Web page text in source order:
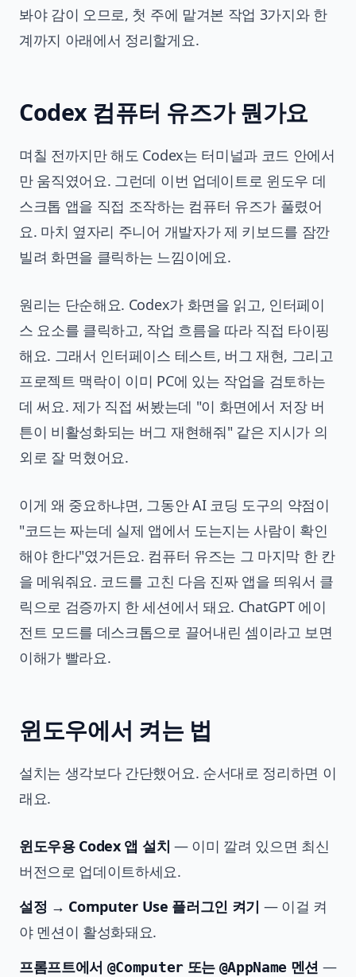
봐야 감이 오므로, 첫 주에 맡겨본 작업 3가지와 한
계까지 아래에서 정리할게요.
Codex 컴퓨터 유즈가 뭔가요
며칠 전까지만 해도 Codex는 터미널과 코드 안에서
만 움직였어요. 그런데 이번 업데이트로 윈도우 데
스크톱 앱을 직접 조작하는 컴퓨터 유즈가 풀렸어
요. 마치 옆자리 주니어 개발자가 제 키보드를 잠깐
빌려 화면을 클릭하는 느낌이에요.
원리는 단순해요. Codex가 화면을 읽고, 인터페이
스 요소를 클릭하고, 작업 흐름을 따라 직접 타이핑
해요. 그래서 인터페이스 테스트, 버그 재현, 그리고
프로젝트 맥락이 이미 PC에 있는 작업을 검토하는
데 써요. 제가 직접 써봤는데 "이 화면에서 저장 버
튼이 비활성화되는 버그 재현해줘" 같은 지시가 의
외로 잘 먹혔어요.
이게 왜 중요하냐면, 그동안 AI 코딩 도구의 약점이
"코드는 짜는데 실제 앱에서 도는지는 사람이 확인
해야 한다"였거든요. 컴퓨터 유즈는 그 마지막 한 칸
을 메워줘요. 코드를 고친 다음 진짜 앱을 띄워서 클
릭으로 검증까지 한 세션에서 돼요. ChatGPT 에이
전트 모드를 데스크톱으로 끌어내린 셈이라고 보면
이해가 빨라요.
윈도우에서 켜는 법
설치는 생각보다 간단했어요. 순서대로 정리하면 이
래요.
윈도우용 Codex 앱 설치 — 이미 깔려 있으면 최신
버전으로 업데이트하세요.
설정 → Computer Use 플러그인 켜기 — 이걸 켜
야 멘션이 활성화돼요.
프롬프트에서 @Computer또는 @AppName 멘션 —